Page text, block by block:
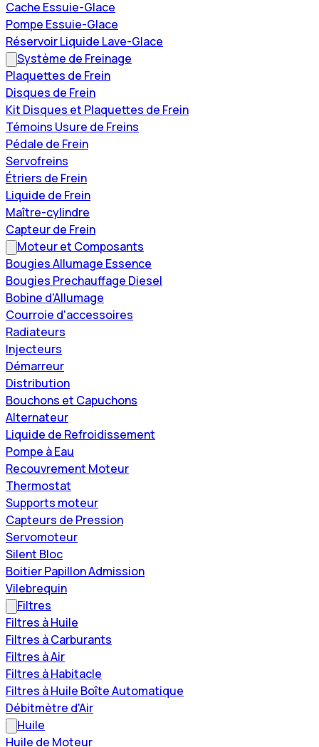
Cache Essuie-Glace
Pompe Essuie-Glace
Réservoir Liquide Lave-Glace
Système de Freinage
Plaquettes de Frein
Disques de Frein
Kit Disques et Plaquettes de Frein
Témoins Usure de Freins
Pédale de Frein
Servofreins
Étriers de Frein
Liquide de Frein
Maître-cylindre
Capteur de Frein
Moteur et Composants
Bougies Allumage Essence
Bougies Prechauffage Diesel
Bobine d'Allumage
Courroie d'accessoires
Radiateurs
Injecteurs
Démarreur
Distribution
Bouchons et Capuchons
Alternateur
Liquide de Refroidissement
Pompe à Eau
Recouvrement Moteur
Thermostat
Supports moteur
Capteurs de Pression
Servomoteur
Silent Bloc
Boitier Papillon Admission
Vilebrequin
Filtres
Filtres à Huile
Filtres à Carburants
Filtres à Air
Filtres à Habitacle
Filtres à Huile Boîte Automatique
Débitmètre d'Air
Huile
Huile de Moteur